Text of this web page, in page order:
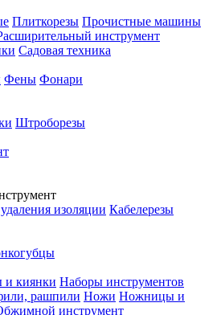
Плиткорезы Прочистные машины
инструмент
Садовая техника
Фены Фонари
Штроборезы
изоляции Кабелерезы
и киянки Наборы инструментов
рашпили Ножи Ножницы и
инструмент